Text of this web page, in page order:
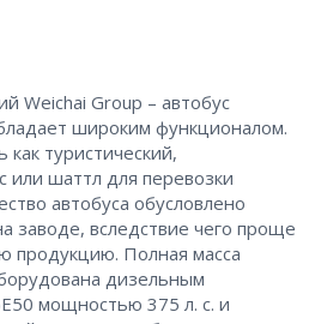
Weichai Group – автобус
широким функционалом.
туристический,
или шаттл для перевозки
автобуса обусловлено
заводе, вследствие чего проще
продукцию. Полная масса
дизельным
мощностью 375 л. с. и